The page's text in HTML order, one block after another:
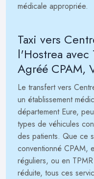
médicale appropriée.
Taxi vers
l'Hostrea
Agréé CPAM,
Le transfert vers
un établissement
département Eure,
types de véhicules
des patients. Que ce
conventionné CPAM,
réguliers, ou en
réduite, tous ces